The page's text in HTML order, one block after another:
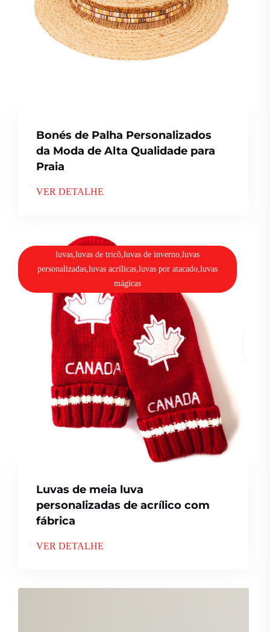
Bonés de Palha Personalizados
da Moda de Alta Qualidade para
Praia
VER DETALHE
luvas,luvas de tricô,luvas de inverno,luvas
personalizadas,luvas acrílicas,luvas por atacado,luvas
mágicas
Luvas de meia luva
personalizadas de acrílico com
fábrica
VER DETALHE